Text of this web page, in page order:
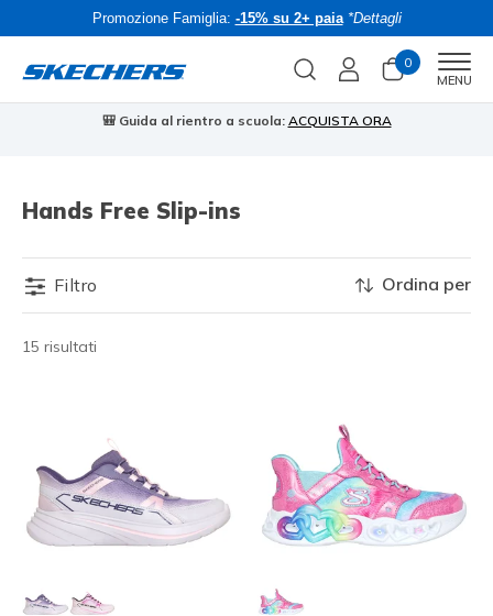
Promozione Famiglia: -15% su 2+ paia *Dettagli
0
MENU
🎒 Guida al rientro a scuola: ACQUISTA ORA
Hands Free Slip-ins
Filtro
15 risultati
Ordina per